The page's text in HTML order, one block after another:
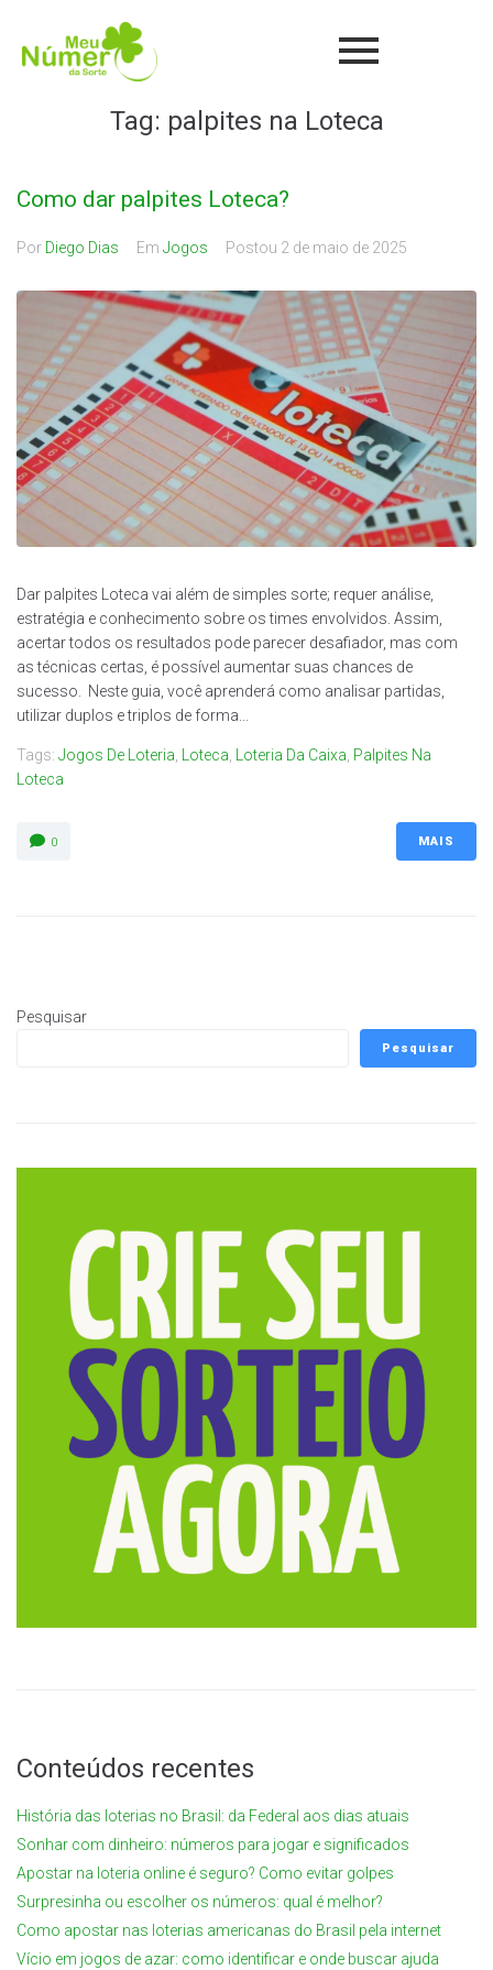
Tag: palpites na Loteca
Como dar palpites Loteca?
Por Diego Dias Em Jogos Postou 2 de maio de 2025
Dar palpites Loteca vai além de simples sorte; requer análise,
estratégia e conhecimento sobre os times envolvidos. Assim,
acertar todos os resultados pode parecer desafiador, mas com
as técnicas certas, é possível aumentar suas chances de
sucesso. Neste guia, você aprenderá como analisar partidas,
utilizar duplos e triplos de forma...
Tags: Jogos De Loteria Loteca Loteria Da Caixa Palpites Na
Loteca
0 MAIS
Pesquisar
Pesquisar
Conteúdos recentes
História das loterias no Brasil: da Federal aos dias atuais
Sonhar com dinheiro: números para jogar e significados
Apostar na loteria online é seguro? Como evitar golpes
Surpresinha ou escolher os números: qual é melhor?
Como apostar nas loterias americanas do Brasil pela internet
Vício em jogos de azar: como identificar e onde buscar ajuda